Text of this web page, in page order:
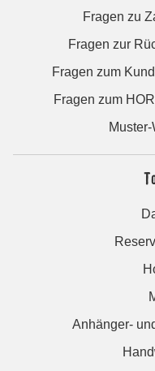
Fragen zu
Fragen zur
Fragen zum
Fragen zum
Anhänger-